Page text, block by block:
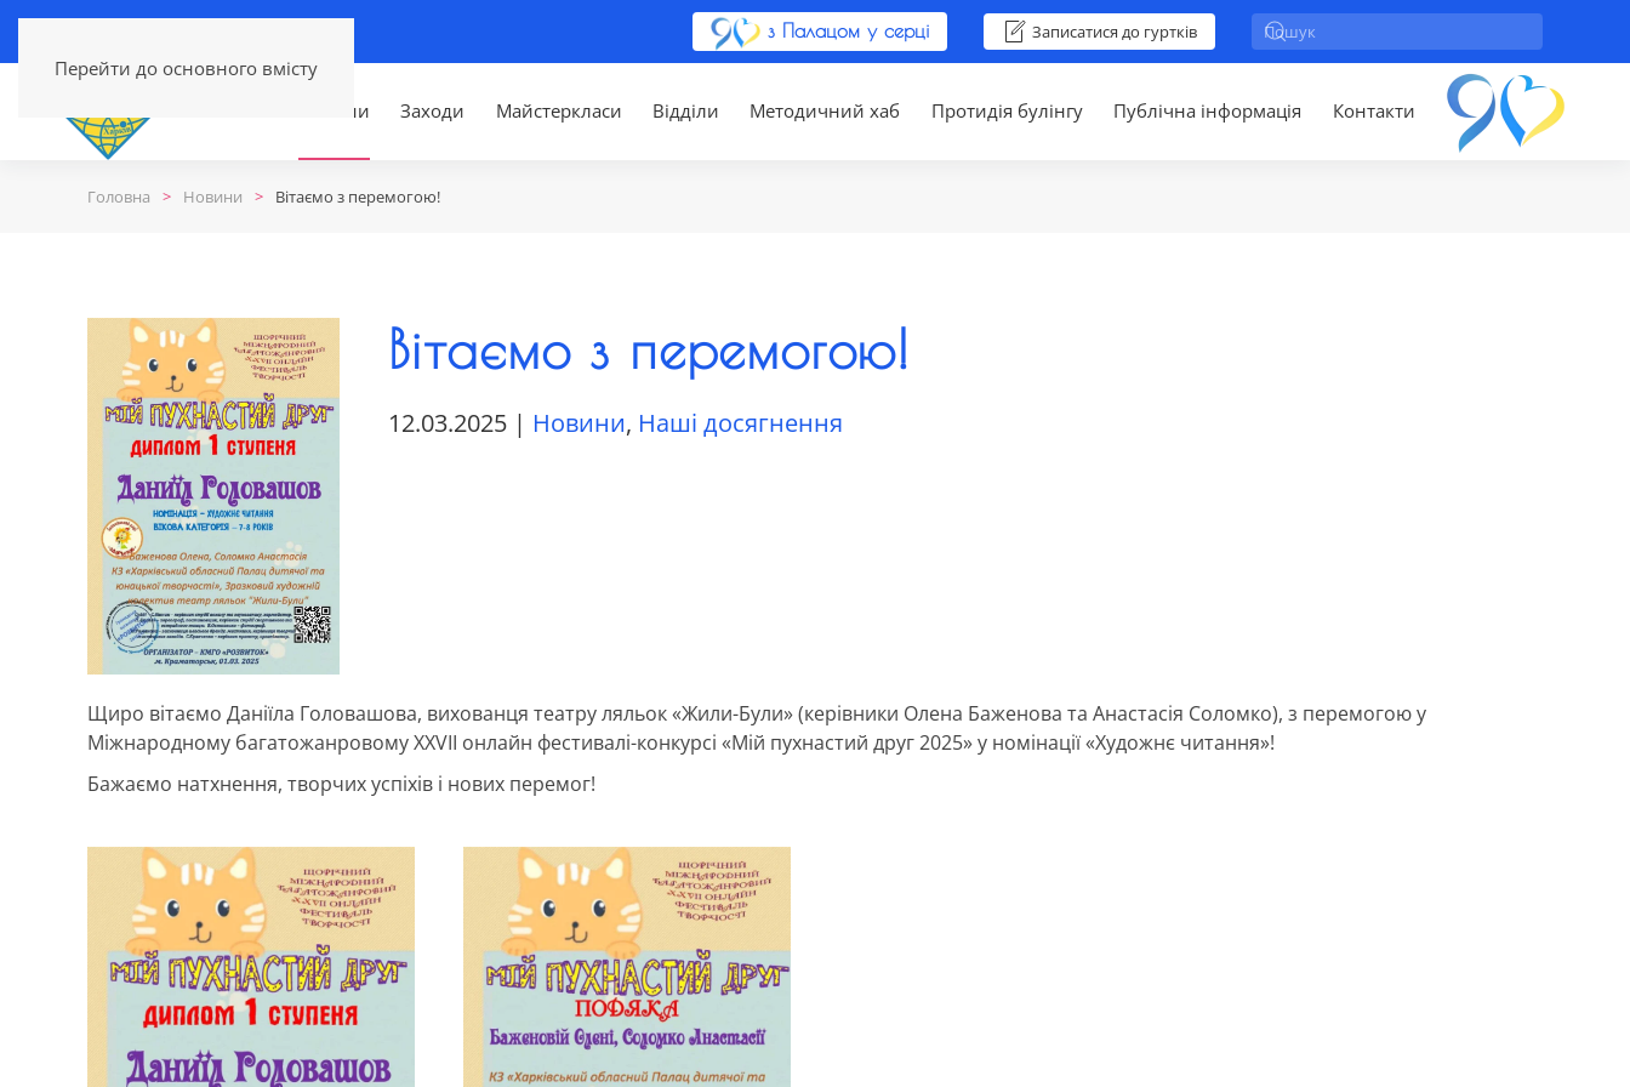
Перейти до основного вмісту
з Палацом у серці Записатися до гуртків
Новини Заходи Майстеркласи Відділи Методичний хаб Протидія булінгу Публічна інформація Контакти
Головна Новини Вітаємо з перемогою!
Вітаємо з перемогою!
12.03.2025 | Новини, Наші досягнення
Щиро вітаємо Даніїла Головашова, вихованця театру ляльок «Жили-Були» (керівники Олена Баженова та Анастасія Соломко), з перемогою у
Міжнародному багатожанровому ХХVІІ онлайн фестивалі-конкурсі «Мій пухнастий друг 2025» у номінації «Художнє читання»!
Бажаємо натхнення, творчих успіхів і нових перемог!